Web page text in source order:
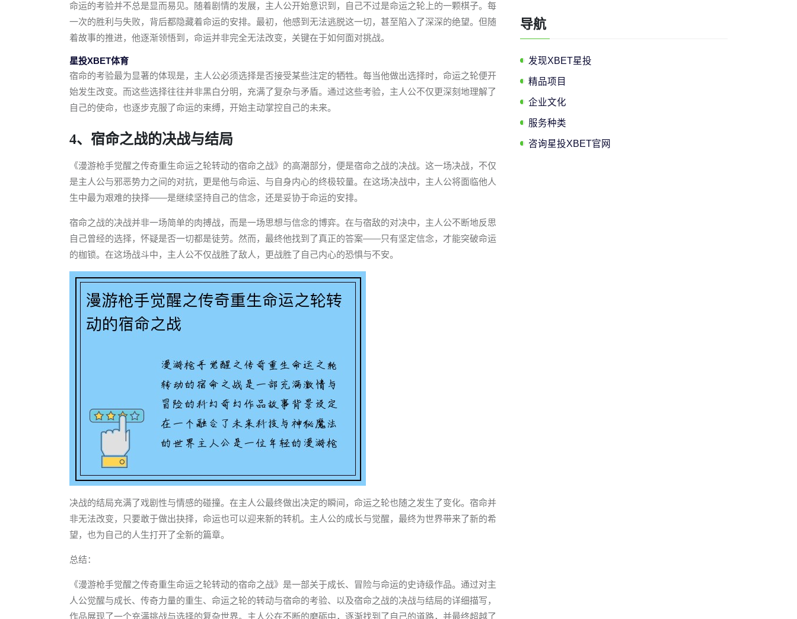
命运的考验并不总是显而易见。随着剧情的发展，主人公开始意识到，自己不过是命运之轮上的一颗棋子。每
一次的胜利与失败，背后都隐藏着命运的安排。最初，他感到无法逃脱这一切，甚至陷入了深深的绝望。但随
着故事的推进，他逐渐领悟到，命运并非完全无法改变，关键在于如何面对挑战。
星投XBET体育
宿命的考验最为显著的体现是，主人公必须选择是否接受某些注定的牺牲。每当他做出选择时，命运之轮便开
始发生改变。而这些选择往往并非黑白分明，充满了复杂与矛盾。通过这些考验，主人公不仅更深刻地理解了
自己的使命，也逐步克服了命运的束缚，开始主动掌控自己的未来。
4、宿命之战的决战与结局
《漫游枪手觉醒之传奇重生命运之轮转动的宿命之战》的高潮部分，便是宿命之战的决战。这一场决战，不仅
是主人公与邪恶势力之间的对抗，更是他与命运、与自身内心的终极较量。在这场决战中，主人公将面临他人
生中最为艰难的抉择——是继续坚持自己的信念，还是妥协于命运的安排。
宿命之战的决战并非一场简单的肉搏战，而是一场思想与信念的博弈。在与宿敌的对决中，主人公不断地反思
自己曾经的选择，怀疑是否一切都是徒劳。然而，最终他找到了真正的答案——只有坚定信念，才能突破命运
的枷锁。在这场战斗中，主人公不仅战胜了敌人，更战胜了自己内心的恐惧与不安。
决战的结局充满了戏剧性与情感的碰撞。在主人公最终做出决定的瞬间，命运之轮也随之发生了变化。宿命并
非无法改变，只要敢于做出抉择，命运也可以迎来新的转机。主人公的成长与觉醒，最终为世界带来了新的希
望，也为自己的人生打开了全新的篇章。
总结：
《漫游枪手觉醒之传奇重生命运之轮转动的宿命之战》是一部关于成长、冒险与命运的史诗级作品。通过对主
人公觉醒与成长、传奇力量的重生、命运之轮的转动与宿命的考验、以及宿命之战的决战与结局的详细描写，
作品展现了一个充满挑战与选择的复杂世界。主人公在不断的磨砺中，逐渐找到了自己的道路，并最终超越了
导航
发现XBET星投
精品项目
企业文化
服务种类
咨询星投XBET官网